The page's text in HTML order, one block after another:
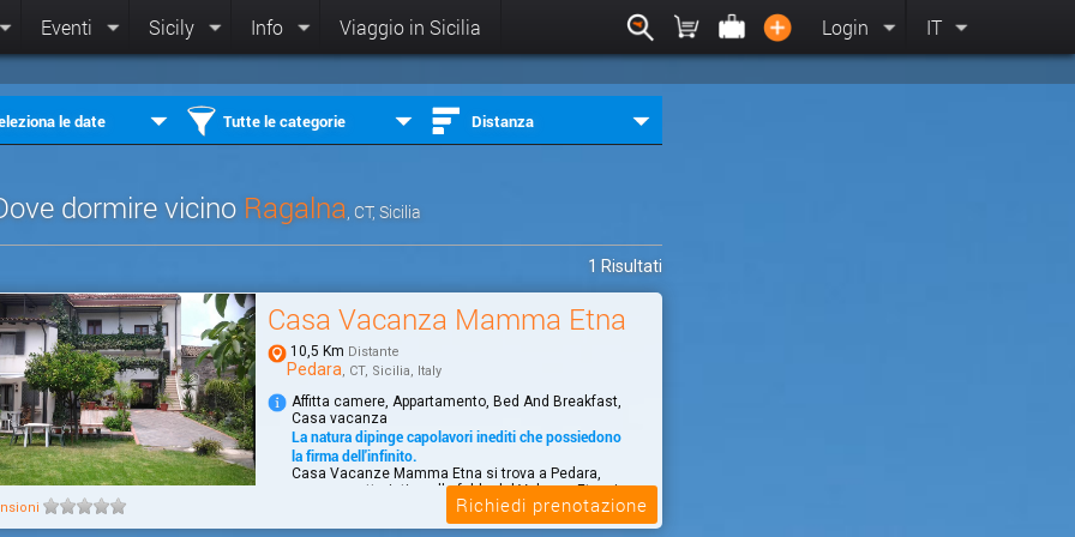
Eventi Sicily Info Viaggio in Sicilia Login IT
le date Tutte le categorie Distanza
dormire vicino Ragalna , CT, Sicilia
1 Risultati
Casa Vacanza Mamma Etna
10,5 Km Distante
Pedara, CT, Sicilia, Italy
Affitta camere, Appartamento, Bed And Breakfast,
Casa vacanza
La natura dipinge capolavori inediti che possiedono
la firma dell'infinito.
Casa Vacanze Mamma Etna si trova a Pedara,
paese caratteristico alle falde del Vulcano Etna, in
Richiedi prenotazione